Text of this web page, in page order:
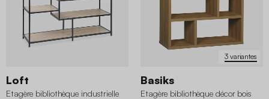
Loft
Etagère bibliothèque industrielle
3 variantes
Basiks
Etagère bibliothèque décor bois